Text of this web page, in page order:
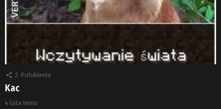
2 Polubienia
Kac
4 lata temu